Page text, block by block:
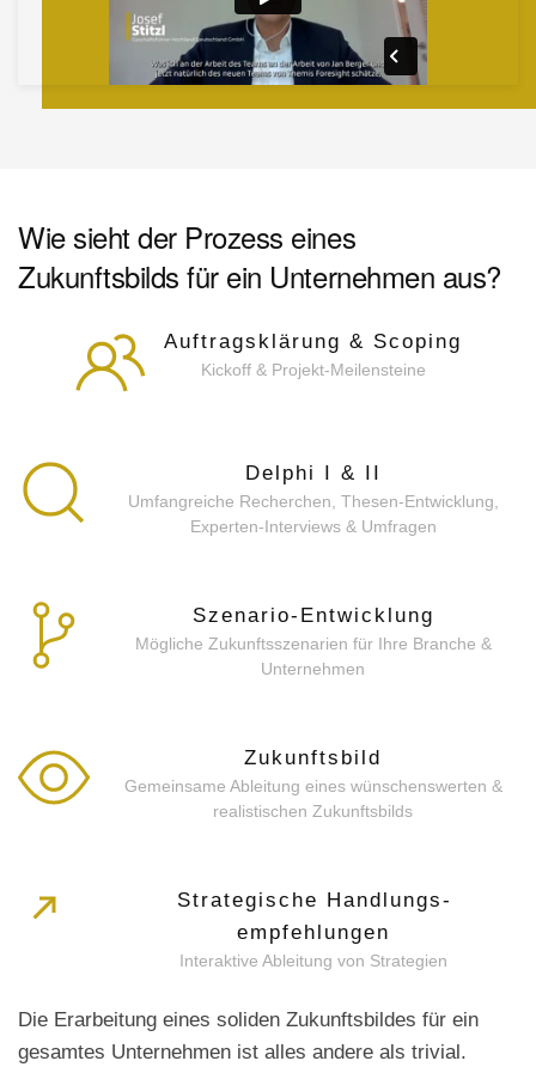
Wie sieht der Prozess eines
Zukunftsbilds für ein Unternehmen aus?
Auftragsklärung & Scoping
Kickoff & Projekt-Meilensteine
Delphi I & II
Umfangreiche Recherchen, Thesen-Entwicklung,
Experten-Interviews & Umfragen
Szenario-Entwicklung
Mögliche Zukunftsszenarien für Ihre Branche &
Unternehmen
Zukunftsbild
Gemeinsame Ableitung eines wünschenswerten &
realistischen Zukunftsbilds
Strategische Handlungs­
empfehlungen
Interaktive Ableitung von Strategien
Die Erarbeitung eines soliden Zukunftsbildes für ein
gesamtes Unternehmen ist alles andere als trivial.